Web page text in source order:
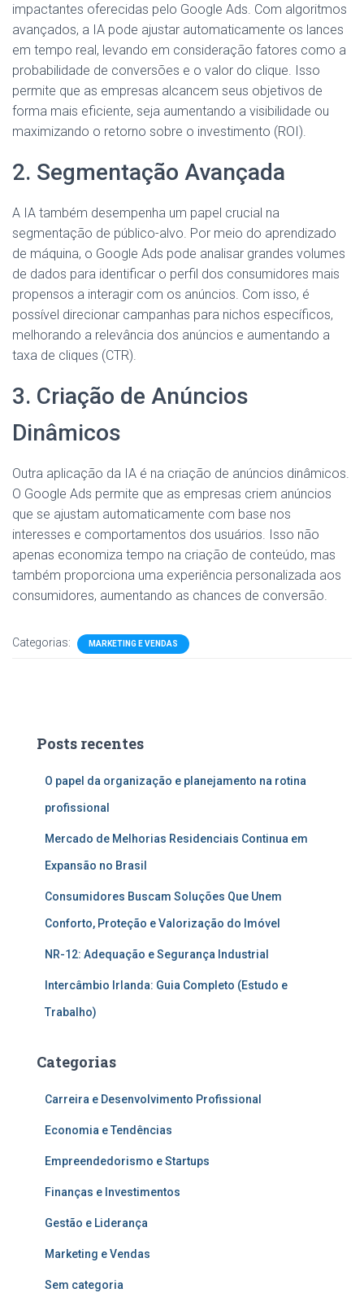
impactantes oferecidas pelo Google Ads. Com algoritmos
avançados, a IA pode ajustar automaticamente os lances
em tempo real, levando em consideração fatores como a
probabilidade de conversões e o valor do clique. Isso
permite que as empresas alcancem seus objetivos de
forma mais eficiente, seja aumentando a visibilidade ou
maximizando o retorno sobre o investimento (ROI).
2. Segmentação Avançada
A IA também desempenha um papel crucial na
segmentação de público-alvo. Por meio do aprendizado
de máquina, o Google Ads pode analisar grandes volumes
de dados para identificar o perfil dos consumidores mais
propensos a interagir com os anúncios. Com isso, é
possível direcionar campanhas para nichos específicos,
melhorando a relevância dos anúncios e aumentando a
taxa de cliques (CTR).
3. Criação de Anúncios
Dinâmicos
Outra aplicação da IA é na criação de anúncios dinâmicos.
O Google Ads permite que as empresas criem anúncios
que se ajustam automaticamente com base nos
interesses e comportamentos dos usuários. Isso não
apenas economiza tempo na criação de conteúdo, mas
também proporciona uma experiência personalizada aos
consumidores, aumentando as chances de conversão.
Categorias: MARKETING E VENDAS
Posts recentes
O papel da organização e planejamento na rotina
profissional
Mercado de Melhorias Residenciais Continua em
Expansão no Brasil
Consumidores Buscam Soluções Que Unem
Conforto, Proteção e Valorização do Imóvel
NR-12: Adequação e Segurança Industrial
Intercâmbio Irlanda: Guia Completo (Estudo e
Trabalho)
Categorias
Carreira e Desenvolvimento Profissional
Economia e Tendências
Empreendedorismo e Startups
Finanças e Investimentos
Gestão e Liderança
Marketing e Vendas
Sem categoria